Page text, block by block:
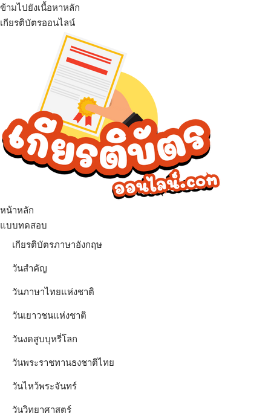
ข้ามไปยังเนื้อหาหลัก
เกียรติบัตรออนไลน์
เมนู
หน้าหลัก
แบบทดสอบ
เกียรติบัตรภาษาอังกฤษ
วันสำคัญ
วันภาษาไทยแห่งชาติ
วันเยาวชนแห่งชาติ
วันงดสูบบุหรี่โลก
วันพระราชทานธงชาติไทย
วันไหว้พระจันทร์​
วันวิทยาศาสตร์